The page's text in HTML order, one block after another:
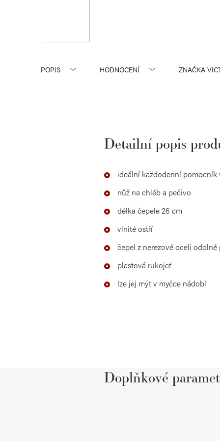
POPIS HODNOCENÍ ZNAČKA
Detailní popis
ideální každodenní pomocník
nůž na chléb a pečivo
délka čepele 26 cm
vlnité ostří
čepel z nerezové oceli
plastová rukojeť
lze jej mýt v myčce nádobí
Doplňkové